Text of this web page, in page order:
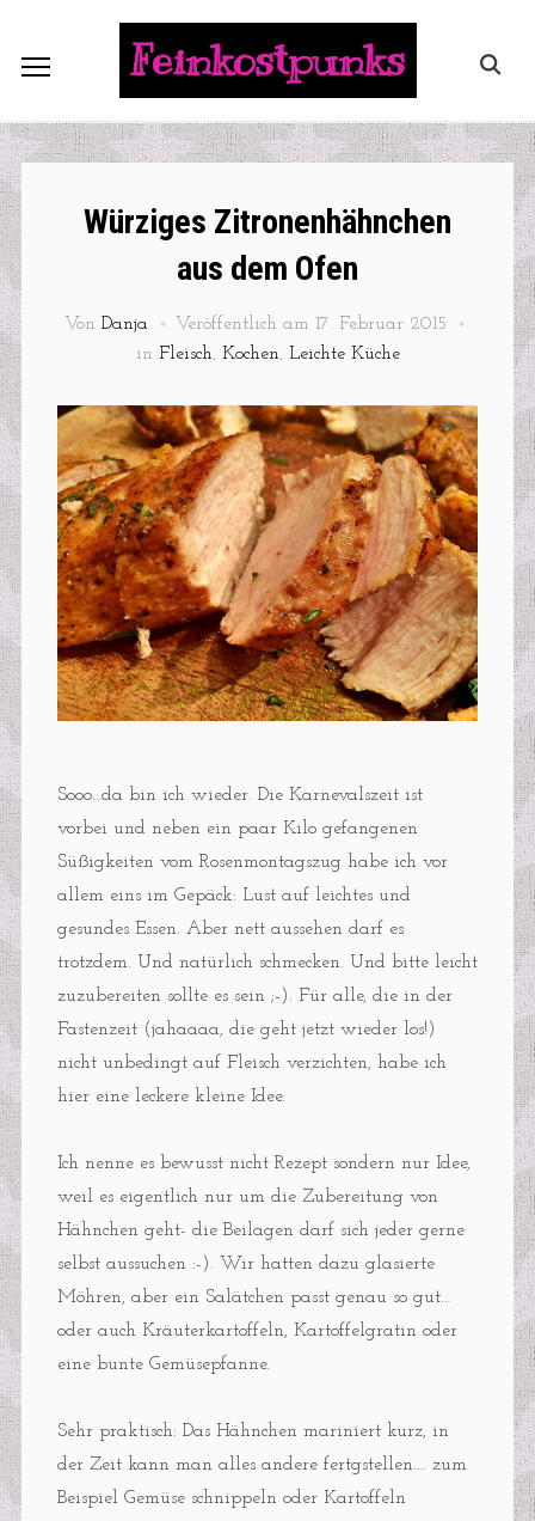
Feinkostpunks
Würziges Zitronenhähnchen
aus dem Ofen
Von Danja Veröffentlich am 17. Februar 2015
in Fleisch, Kochen, Leichte Küche
Sooo…da bin ich wieder. Die Karnevalszeit ist
vorbei und neben ein paar Kilo gefangenen
Süßigkeiten vom Rosenmontagszug habe ich vor
allem eins im Gepäck: Lust auf leichtes und
gesundes Essen. Aber nett aussehen darf es
trotzdem. Und natürlich schmecken. Und bitte leicht
zuzubereiten sollte es sein ;-). Für alle, die in der
Fastenzeit (jahaaaa, die geht jetzt wieder los!)
nicht unbedingt auf Fleisch verzichten, habe ich
hier eine leckere kleine Idee.
Ich nenne es bewusst nicht Rezept sondern nur Idee,
weil es eigentlich nur um die Zubereitung von
Hähnchen geht- die Beilagen darf sich jeder gerne
selbst aussuchen :-). Wir hatten dazu glasierte
Möhren, aber ein Salätchen passt genau so gut…
oder auch Kräuterkartoffeln, Kartoffelgratin oder
eine bunte Gemüsepfanne.
Sehr praktisch: Das Hähnchen mariniert kurz, in
der Zeit kann man alles andere fertgstellen…. zum
Beispiel Gemüse schnippeln oder Kartoffeln